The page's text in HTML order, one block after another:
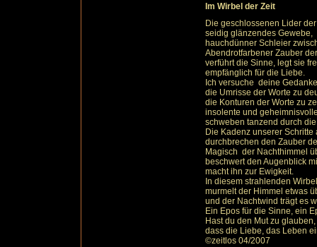
Im Wirbel der Zeit
Die geschlossenen Lider
seidig glänzendes Gewebe,
hauchdünner Schleier
Abendrotfarbener Zauber
verführt die Sinne, legt sie
empfänglich für die Liebe.
Ich versuche deine
die Umrisse der Worte zu
die Konturen der Worte zu
insolente und
schweben tanzend durch
Die Kadenz unserer
durchbrechen den Zauber
Magisch der Nachthimmel
beschwert den Augenblick
macht ihn zur Ewigkeit.
In diesem strahlenden
murmelt der Himmel etwas
und der Nachtwind trägt es
Ein Epos für die Sinne, ein
Hast du den Mut zu glauben,
dass die Liebe, das Leben
©zeitlos 04/2007